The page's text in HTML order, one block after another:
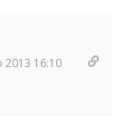
2013 16:10